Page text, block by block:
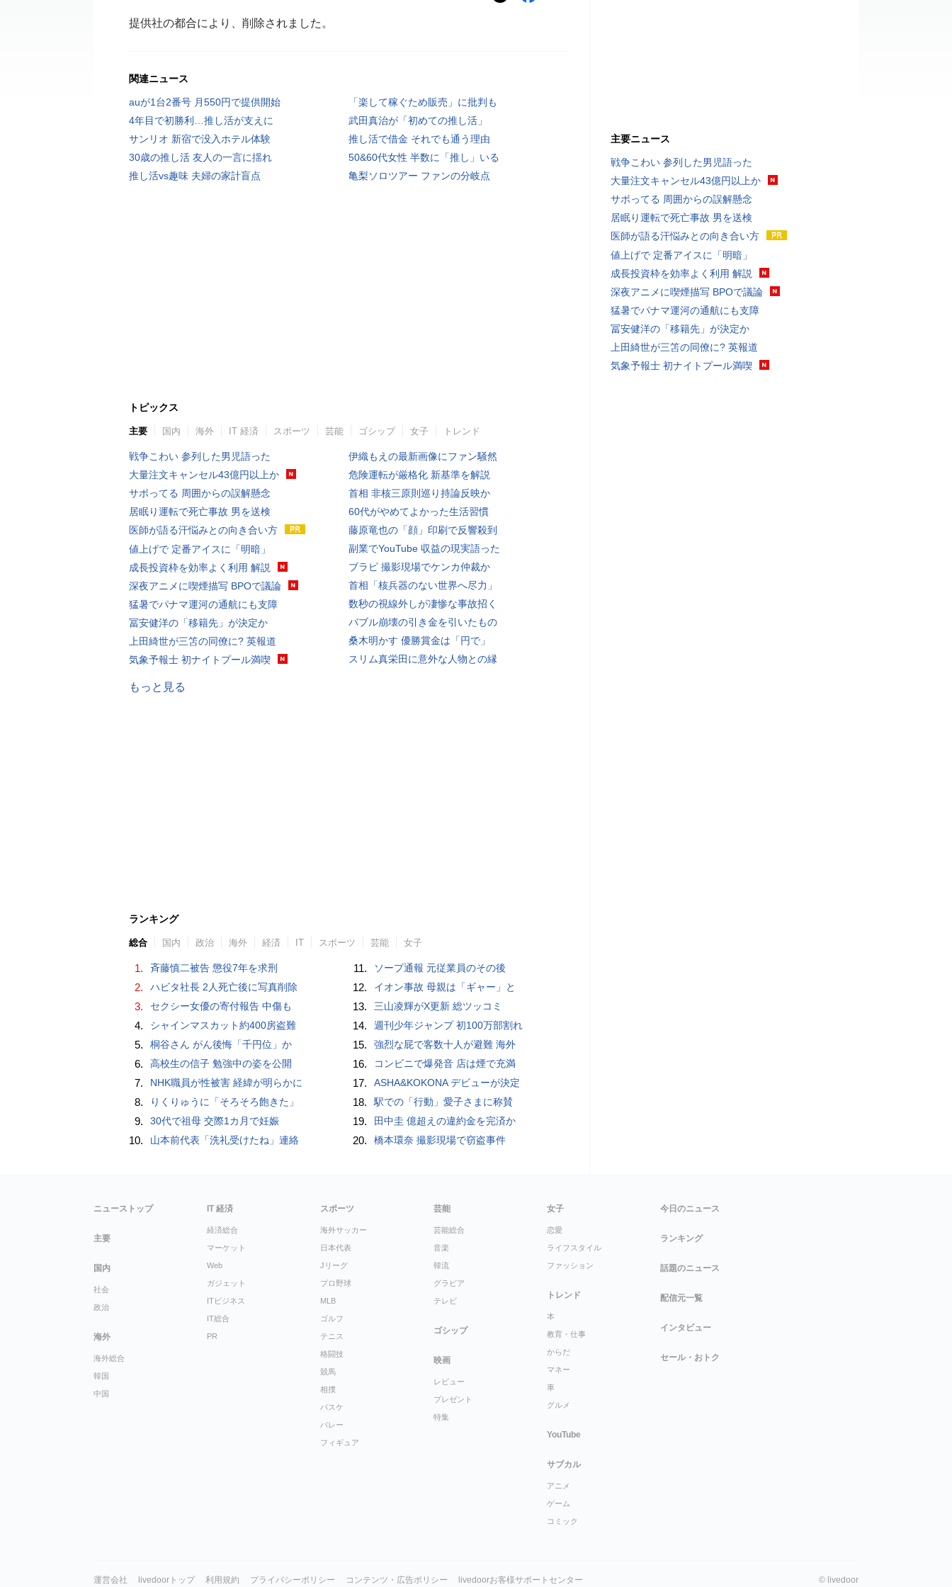
提供社の都合により、削除されました。
関連ニュース
auが1台2番号 月550円で提供開始
「楽して稼ぐため販売」に批判も
4年目で初勝利…推し活が支えに
武田真治が「初めての推し活」
サンリオ 新宿で没入ホテル体験
推し活で借金 それでも通う理由
30歳の推し活 友人の一言に揺れ
50&60代女性 半数に「推し」いる
推し活vs趣味 夫婦の家計盲点
亀梨ソロツアー ファンの分岐点
トピックス
主要 国内 海外 IT 経済 スポーツ 芸能 ゴシップ 女子 トレンド
戦争こわい 参列した男児語った
大量注文キャンセル43億円以上か
サボってる 周囲からの誤解懸念
居眠り運転で死亡事故 男を送検
医師が語る汗悩みとの向き合い方
値上げで 定番アイスに「明暗」
成長投資枠を効率よく利用 解説
深夜アニメに喫煙描写 BPOで議論
猛暑でパナマ運河の通航にも支障
冨安健洋の「移籍先」が決定か
上田綺世が三笘の同僚に? 英報道
気象予報士 初ナイトプール満喫
伊織もえの最新画像にファン騒然
危険運転が厳格化 新基準を解説
首相 非核三原則巡り持論反映か
60代がやめてよかった生活習慣
藤原竜也の「顔」印刷で反響殺到
副業でYouTube 収益の現実語った
ブラピ 撮影現場でケンカ仲裁か
首相「核兵器のない世界へ尽力」
数秒の視線外しが凄惨な事故招く
バブル崩壊の引き金を引いたもの
桑木明かす 優勝賞金は「円で」
スリム真栄田に意外な人物との縁
もっと見る
ランキング
総合 国内 政治 海外 経済 IT スポーツ 芸能 女子
1. 斉藤慎二被告 懲役7年を求刑
2. ハビタ社長 2人死亡後に写真削除
3. セクシー女優の寄付報告 中傷も
4. シャインマスカット約400房盗難
5. 桐谷さん がん後悔「千円位」か
6. 高校生の信子 勉強中の姿を公開
7. NHK職員が性被害 経緯が明らかに
8. りくりゅうに「そろそろ飽きた」
9. 30代で祖母 交際1カ月で妊娠
10. 山本前代表「洗礼受けたね」連絡
11. ソープ通報 元従業員のその後
12. イオン事故 母親は「ギャー」と
13. 三山凌輝がX更新 総ツッコミ
14. 週刊少年ジャンプ 初100万部割れ
15. 強烈な屁で客数十人が避難 海外
16. コンビニで爆発音 店は煙で充満
17. ASHA&KOKONA デビューが決定
18. 駅での「行動」愛子さまに称賛
19. 田中圭 億超えの違約金を完済か
20. 橋本環奈 撮影現場で窃盗事件
主要ニュース
戦争こわい 参列した男児語った
大量注文キャンセル43億円以上か
サボってる 周囲からの誤解懸念
居眠り運転で死亡事故 男を送検
医師が語る汗悩みとの向き合い方
値上げで 定番アイスに「明暗」
成長投資枠を効率よく利用 解説
深夜アニメに喫煙描写 BPOで議論
猛暑でパナマ運河の通航にも支障
冨安健洋の「移籍先」が決定か
上田綺世が三笘の同僚に? 英報道
気象予報士 初ナイトプール満喫
ニューストップ
主要
国内
社会
政治
海外
海外総合
韓国
中国
IT 経済
経済総合
マーケット
Web
ガジェット
ITビジネス
IT総合
PR
スポーツ
海外サッカー
日本代表
Jリーグ
プロ野球
MLB
ゴルフ
テニス
格闘技
競馬
相撲
バスケ
バレー
フィギュア
芸能
芸能総合
音楽
韓流
グラビア
テレビ
ゴシップ
映画
レビュー
プレゼント
特集
女子
恋愛
ライフスタイル
ファッション
トレンド
本
教育・仕事
からだ
マネー
車
グルメ
YouTube
サブカル
アニメ
ゲーム
コミック
今日のニュース
ランキング
話題のニュース
配信元一覧
インタビュー
セール・おトク
運営会社 livedoorトップ 利用規約 プライバシーポリシー コンテンツ・広告ポリシー livedoorお客様サポートセンター © livedoor